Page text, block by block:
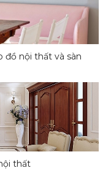
đồ nội thất và sàn
thất